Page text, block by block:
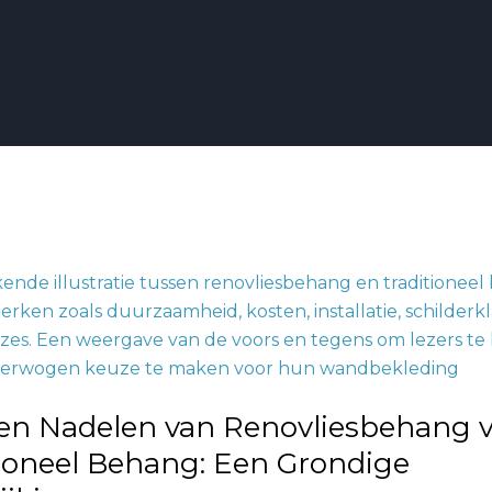
Nadelen van Renovliesbehang
Behang: Een Grondige